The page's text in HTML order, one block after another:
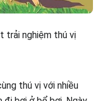
trải nghiệm thú vị
thú vị với nhiều